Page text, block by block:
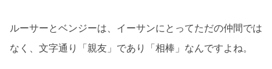
ルーサーとベンジーは、イーサンにとってただの仲間では
なく、文字通り「親友」であり「相棒」なんですよね。